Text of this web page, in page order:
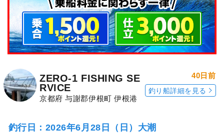
ZERO-1 FISHING SE
RVICE
京都府 与謝郡伊根町 伊根港
40日前
釣り船詳細を見る
釣行日：2026年6月28日（日）大潮